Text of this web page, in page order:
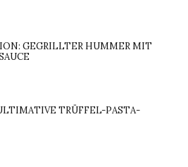
GEGRILLTER HUMMER MIT
TRÜFFEL-PASTA-